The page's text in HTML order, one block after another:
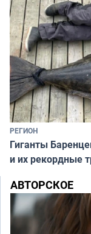
РЕГИОН
Гиганты
и их рекордные
АВТОРСКОЕ